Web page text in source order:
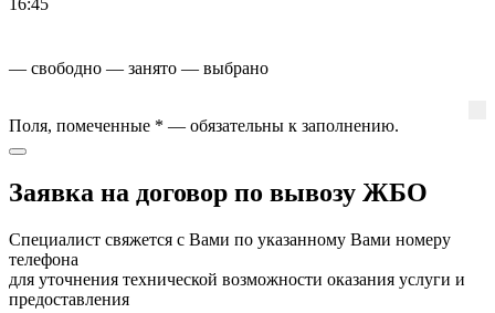
— свободно — занято — выбрано
Поля, помеченные * — обязательны к заполнению.
Заявка на договор по вывозу ЖБО
Специалист свяжется с Вами по указанному Вами номеру
телефона
для уточнения технической возможности оказания услуги и
предоставления